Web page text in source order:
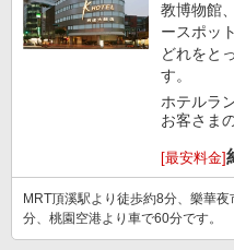
教博物館
ースポッ
どれをと
す。
ホテルラ
お客さま
[最安料金]
MRT頂溪駅より徒歩約8分、樂華
分、桃園空港より車で60分です。